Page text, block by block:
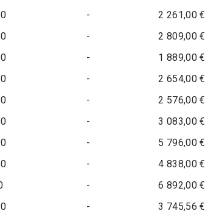
-
2 261,00 €
-
2 809,00 €
-
1 889,00 €
-
2 654,00 €
-
2 576,00 €
-
3 083,00 €
-
5 796,00 €
-
4 838,00 €
-
6 892,00 €
-
3 745,56 €